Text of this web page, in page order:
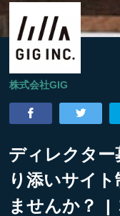
株式会社GIG
ディレクタ
り添いサイ
ませんか？ |